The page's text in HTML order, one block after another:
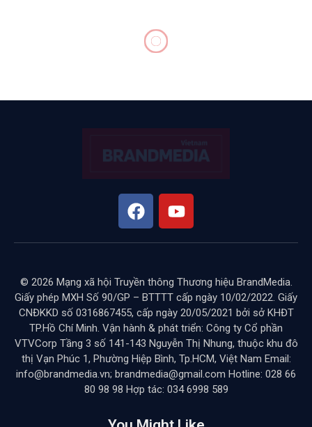
Việt Nam sẵn sàng hợp tác
lĩnh vực bán dẫn và AI
THÁNG 2 25, 2025 KHÔNG CÓ BÌNH LUẬN